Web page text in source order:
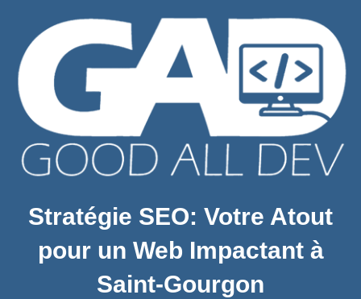
Stratégie SEO: Votre Atout
pour un Web Impactant à
Saint-Gourgon